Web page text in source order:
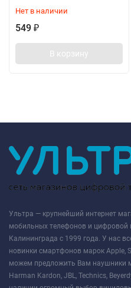
Нет в наличии
549 ₽
В корзину
Ультра — крупнейший интернет
мобильных телефонов и цифровой
Калининграда с 1999 года. У нас
новинки смартфонов марок Apple,
можем предложить Вам наушники
Harman Kardon, JBL, Technics,